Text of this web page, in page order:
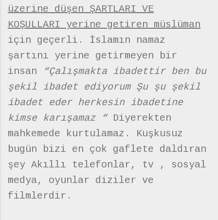
üzerine düşen ŞARTLARI VE
KOŞULLARI yerine getiren müslüman
için geçerli. İslamın namaz
şartını yerine getirmeyen bir
insan
“Çalışmakta ibadettir ben bu
şekil ibadet ediyorum Şu şu şekil
ibadet eder herkesin ibadetine
kimse karışamaz “Diyerekten
mahkemede kurtulamaz. Kuşkusuz
bugün bizi en çok gaflete daldıran
şey Akıllı telefonlar, tv , sosyal
medya, oyunlar diziler ve
filmlerdir.